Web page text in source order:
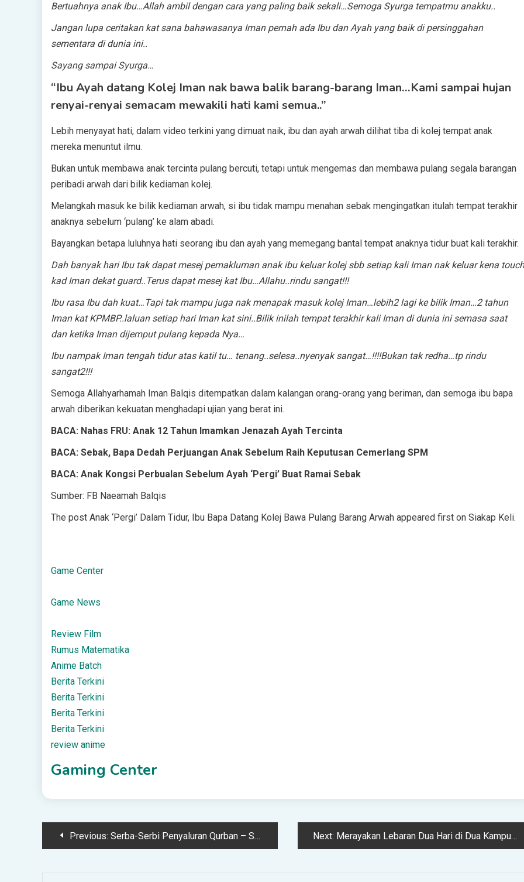
Bertuahnya anak Ibu…Allah ambil dengan cara yang paling baik sekali…Semoga Syurga tempatmu anakku..
Jangan lupa ceritakan kat sana bahawasanya Iman pernah ada Ibu dan Ayah yang baik di persinggahan
sementara di dunia ini..
Sayang sampai Syurga…
“Ibu Ayah datang Kolej Iman nak bawa balik barang-barang Iman…Kami sampai hujan
renyai-renyai semacam mewakili hati kami semua..”
Lebih menyayat hati, dalam video terkini yang dimuat naik, ibu dan ayah arwah dilihat tiba di kolej tempat anak
mereka menuntut ilmu.
Bukan untuk membawa anak tercinta pulang bercuti, tetapi untuk mengemas dan membawa pulang segala barangan
peribadi arwah dari bilik kediaman kolej.
Melangkah masuk ke bilik kediaman arwah, si ibu tidak mampu menahan sebak mengingatkan itulah tempat terakhir
anaknya sebelum ‘pulang’ ke alam abadi.
Bayangkan betapa luluhnya hati seorang ibu dan ayah yang memegang bantal tempat anaknya tidur buat kali terakhir.
Dah banyak hari Ibu tak dapat mesej pemakluman anak ibu keluar kolej sbb setiap kali Iman nak keluar kena touch
kad Iman dekat guard..Terus dapat mesej kat Ibu…Allahu..rindu sangat!!!
Ibu rasa Ibu dah kuat…Tapi tak mampu juga nak menapak masuk kolej Iman…lebih2 lagi ke bilik Iman…2 tahun
Iman kat KPMBP..laluan setiap hari Iman kat sini..Bilik inilah tempat terakhir kali Iman di dunia ini semasa saat
dan ketika Iman dijemput pulang kepada Nya…
Ibu nampak Iman tengah tidur atas katil tu… tenang..selesa..nyenyak sangat…!!!!Bukan tak redha…tp rindu
sangat2!!!
Semoga Allahyarhamah Iman Balqis ditempatkan dalam kalangan orang-orang yang beriman, dan semoga ibu bapa
arwah diberikan kekuatan menghadapi ujian yang berat ini.
BACA: Nahas FRU: Anak 12 Tahun Imamkan Jenazah Ayah Tercinta
BACA: Sebak, Bapa Dedah Perjuangan Anak Sebelum Raih Keputusan Cemerlang SPM
BACA: Anak Kongsi Perbualan Sebelum Ayah ‘Pergi’ Buat Ramai Sebak
Sumber: FB Naeamah Balqis
The post Anak ‘Pergi’ Dalam Tidur, Ibu Bapa Datang Kolej Bawa Pulang Barang Arwah appeared first on Siakap Keli.
Game Center
Game News
Review Film
Rumus Matematika
Anime Batch
Berita Terkini
Berita Terkini
Berita Terkini
Berita Terkini
review anime
Gaming Center
PostPrevious: Serba-Serbi Penyaluran Qurban – Syariah Online DepokSyariah Online Depok Next: Merayakan Lebaran Dua Hari di Dua Kampung Berbeda